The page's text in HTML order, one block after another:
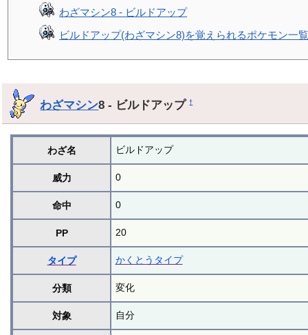
わざマシン8 - ビルドアップ
ビルドアップ(わざマシン8)を覚えられるポケモン一
わざマシン8 - ビルドアップ†
わざ名 ビルドアップ
威力 0
命中 0
PP 20
タイプ かくとうタイプ
分類 変化
対象 自分